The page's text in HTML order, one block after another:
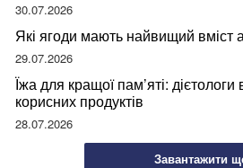
30.07.2026
Які ягоди мають найвищий вміст
29.07.2026
Їжа для кращої пам’яті:
корисних продуктів
28.07.2026
Завантажити